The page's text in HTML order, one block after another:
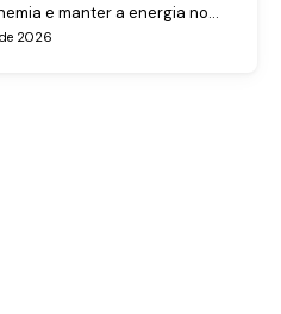
e manter a energia no
diferenças entre ferro heme e
2026